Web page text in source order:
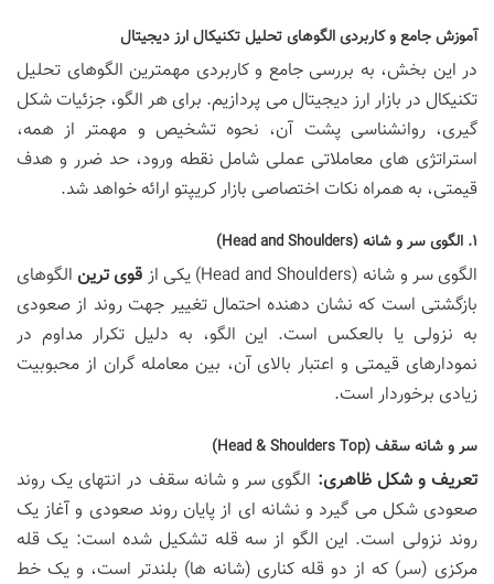
آموزش جامع و کاربردی الگوهای تحلیل تکنیکال ارز دیجیتال
در این بخش، به بررسی جامع و کاربردی مهمترین الگوهای تحلیل
تکنیکال در بازار ارز دیجیتال می پردازیم. برای هر الگو، جزئیات شکل
گیری، روانشناسی پشت آن، نحوه تشخیص و مهمتر از همه،
استراتژی های معاملاتی عملی شامل نقطه ورود، حد ضرر و هدف
قیمتی، به همراه نکات اختصاصی بازار کریپتو ارائه خواهد شد.
۱. الگوی سر و شانه (Head and Shoulders)
الگوی سر و شانه (Head and Shoulders) یکی از قوی ترین الگوهای
بازگشتی است که نشان دهنده احتمال تغییر جهت روند از صعودی
به نزولی یا بالعکس است. این الگو، به دلیل تکرار مداوم در
نمودارهای قیمتی و اعتبار بالای آن، بین معامله گران از محبوبیت
زیادی برخوردار است.
سر و شانه سقف (Head & Shoulders Top)
تعریف و شکل ظاهری: الگوی سر و شانه سقف در انتهای یک روند
صعودی شکل می گیرد و نشانه ای از پایان روند صعودی و آغاز یک
روند نزولی است. این الگو از سه قله تشکیل شده است: یک قله
مرکزی (سر) که از دو قله کناری (شانه ها) بلندتر است، و یک خط